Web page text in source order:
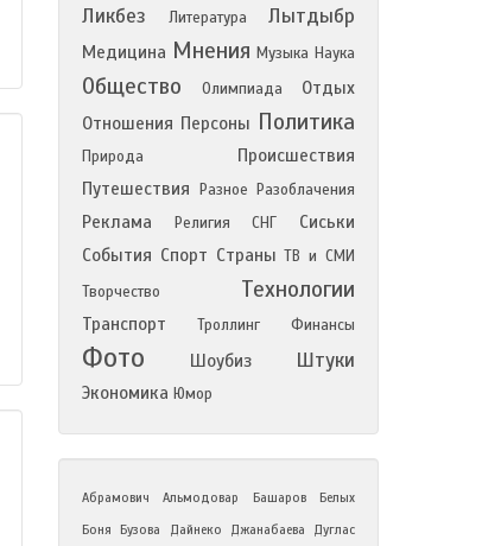
Ликбез
Литература Лытдыбр
Медицина Мнения Музыка Наука
Общество Олимпиада
Отдых
Отношения Персоны Политика
Природа
Происшествия
Путешествия
Разное Разоблачения
Реклама Религия СНГ
Сиськи
События Спорт Страны ТВ и СМИ
Творчество
Технологии
Транспорт Троллинг Финансы
Фото Шоубиз Штуки
Экономика Юмор
Абрамович Альмодовар Башаров
Белых
Боня
Бузова Дайнеко Джанабаева
Дуглас